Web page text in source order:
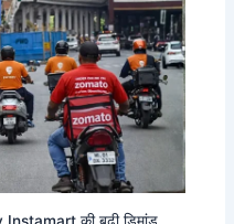
Instamart की बढ़ी डिमांड